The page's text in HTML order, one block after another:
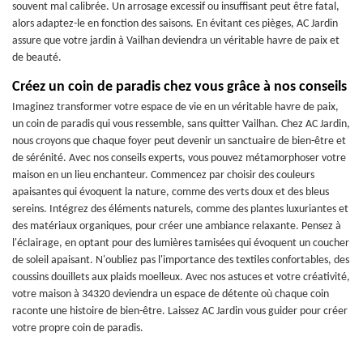
souvent mal calibrée. Un arrosage excessif ou insuffisant peut être fatal,
alors adaptez-le en fonction des saisons. En évitant ces pièges, AC Jardin
assure que votre jardin à Vailhan deviendra un véritable havre de paix et
de beauté.
Créez un coin de paradis chez vous grâce à nos conseils
Imaginez transformer votre espace de vie en un véritable havre de paix,
un coin de paradis qui vous ressemble, sans quitter Vailhan. Chez AC Jardin,
nous croyons que chaque foyer peut devenir un sanctuaire de bien-être et
de sérénité. Avec nos conseils experts, vous pouvez métamorphoser votre
maison en un lieu enchanteur. Commencez par choisir des couleurs
apaisantes qui évoquent la nature, comme des verts doux et des bleus
sereins. Intégrez des éléments naturels, comme des plantes luxuriantes et
des matériaux organiques, pour créer une ambiance relaxante. Pensez à
l'éclairage, en optant pour des lumières tamisées qui évoquent un coucher
de soleil apaisant. N'oubliez pas l'importance des textiles confortables, des
coussins douillets aux plaids moelleux. Avec nos astuces et votre créativité,
votre maison à 34320 deviendra un espace de détente où chaque coin
raconte une histoire de bien-être. Laissez AC Jardin vous guider pour créer
votre propre coin de paradis.